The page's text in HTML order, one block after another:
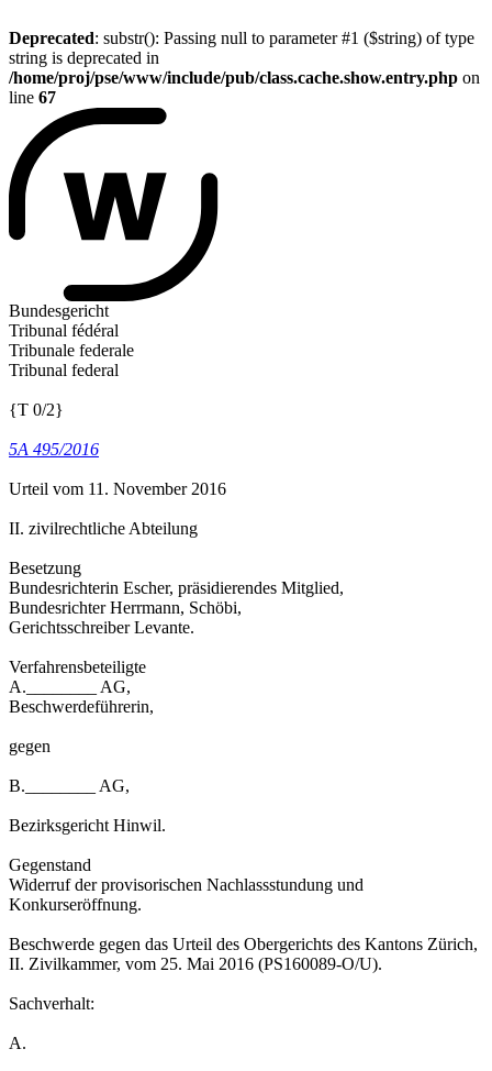
Deprecated: substr(): Passing null to parameter #1 ($string) of type
string is deprecated in
/home/proj/pse/www/include/pub/class.cache.show.entry.php on
line 67
Bundesgericht
Tribunal fédéral
Tribunale federale
Tribunal federal
{T 0/2}
5A 495/2016
Urteil vom 11. November 2016
II. zivilrechtliche Abteilung
Besetzung
Bundesrichterin Escher, präsidierendes Mitglied,
Bundesrichter Herrmann, Schöbi,
Gerichtsschreiber Levante.
Verfahrensbeteiligte
A.________ AG,
Beschwerdeführerin,
gegen
B.________ AG,
Bezirksgericht Hinwil.
Gegenstand
Widerruf der provisorischen Nachlassstundung und
Konkurseröffnung.
Beschwerde gegen das Urteil des Obergerichts des Kantons Zürich,
II. Zivilkammer, vom 25. Mai 2016 (PS160089-O/U).
Sachverhalt:
A.